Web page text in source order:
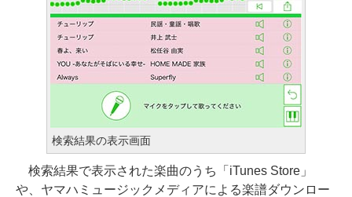
検索結果の表示画面
検索結果で表示された楽曲のうち「iTunes Store」
や、ヤマハミュージックメディアによる楽譜ダウンロー